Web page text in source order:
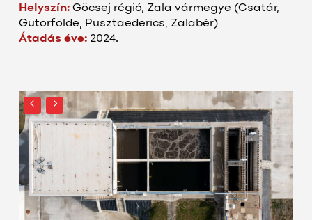
Helyszín:Göcsej régió, Zala vármegye (Csatár,
Gutorfölde, Pusztaederics, Zalabér)
Átadás éve: 2024.